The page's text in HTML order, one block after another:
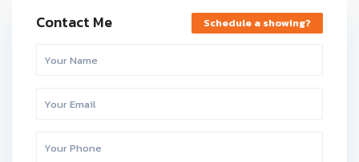
Contact Me Schedule a showing?